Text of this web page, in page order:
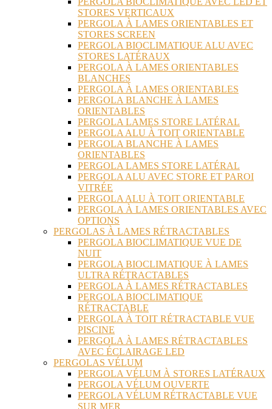
STORES VERTICAUX
PERGOLA À LAMES ORIENTABLES ET
STORES SCREEN
PERGOLA BIOCLIMATIQUE ALU AVEC
STORES LATÉRAUX
PERGOLA À LAMES ORIENTABLES
BLANCHES
PERGOLA À LAMES ORIENTABLES
PERGOLA BLANCHE À LAMES
ORIENTABLES
PERGOLA LAMES STORE LATÉRAL
PERGOLA ALU À TOIT ORIENTABLE
PERGOLA BLANCHE À LAMES
ORIENTABLES
PERGOLA LAMES STORE LATÉRAL
PERGOLA ALU AVEC STORE ET PAROI
VITRÉE
PERGOLA ALU À TOIT ORIENTABLE
PERGOLA À LAMES ORIENTABLES AVEC
OPTIONS
PERGOLAS À LAMES RÉTRACTABLES
PERGOLA BIOCLIMATIQUE VUE DE
NUIT
PERGOLA BIOCLIMATIQUE À LAMES
ULTRA RÉTRACTABLES
PERGOLA À LAMES RÉTRACTABLES
PERGOLA BIOCLIMATIQUE
RÉTRACTABLE
PERGOLA À TOIT RÉTRACTABLE VUE
PISCINE
PERGOLA À LAMES RÉTRACTABLES
AVEC ÉCLAIRAGE LED
PERGOLAS VÉLUM
PERGOLA VÉLUM À STORES LATÉRAUX
PERGOLA VÉLUM OUVERTE
PERGOLA VÉLUM RÉTRACTABLE VUE
SUR MER